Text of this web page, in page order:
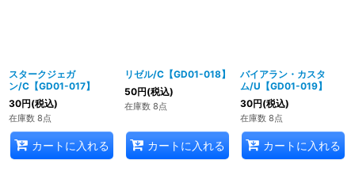
スタークジェガ
ン/C【GD01-017】
30円(税込)
在庫数 8点
カートに入れる
リゼル/C【GD01-018】
50円(税込)
在庫数 8点
カートに入れる
バイアラン・カスタ
ム/U【GD01-019】
30円(税込)
在庫数 8点
カートに入れる